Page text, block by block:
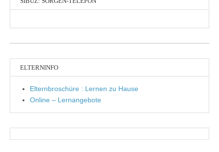
ELTERNINFO
Elternbroschüre : Lernen zu Hause
Online – Lernangebote